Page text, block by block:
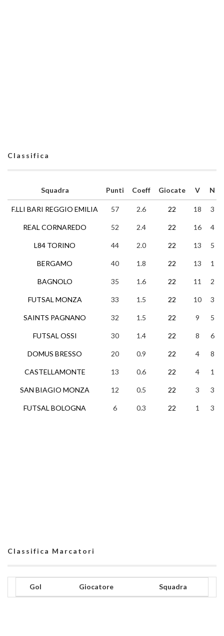
Classifica
Squadra
F.LLI BARI REGGIO EMILIA
REAL CORNAREDO
L84 TORINO
BERGAMO
BAGNOLO
FUTSAL MONZA
SAINTS PAGNANO
FUTSAL OSSI
DOMUS BRESSO
CASTELLAMONTE
SAN BIAGIO MONZA
FUTSAL BOLOGNA
Punti Coeff Giocate V N
57 2.6 22 18 3
52 2.4 22 16 4
44 2.0 22 13 5
40 1.8 22 13 1
35 1.6 22 11 2
33 1.5 22 10 3
32 1.5 22 9 5
30 1.4 22 8 6
20 0.9 22 4 8
13 0.6 22 4 1
12 0.5 22 3 3
6 0.3 22 1 3
Classifica Marcatori
Gol Giocatore Squadra